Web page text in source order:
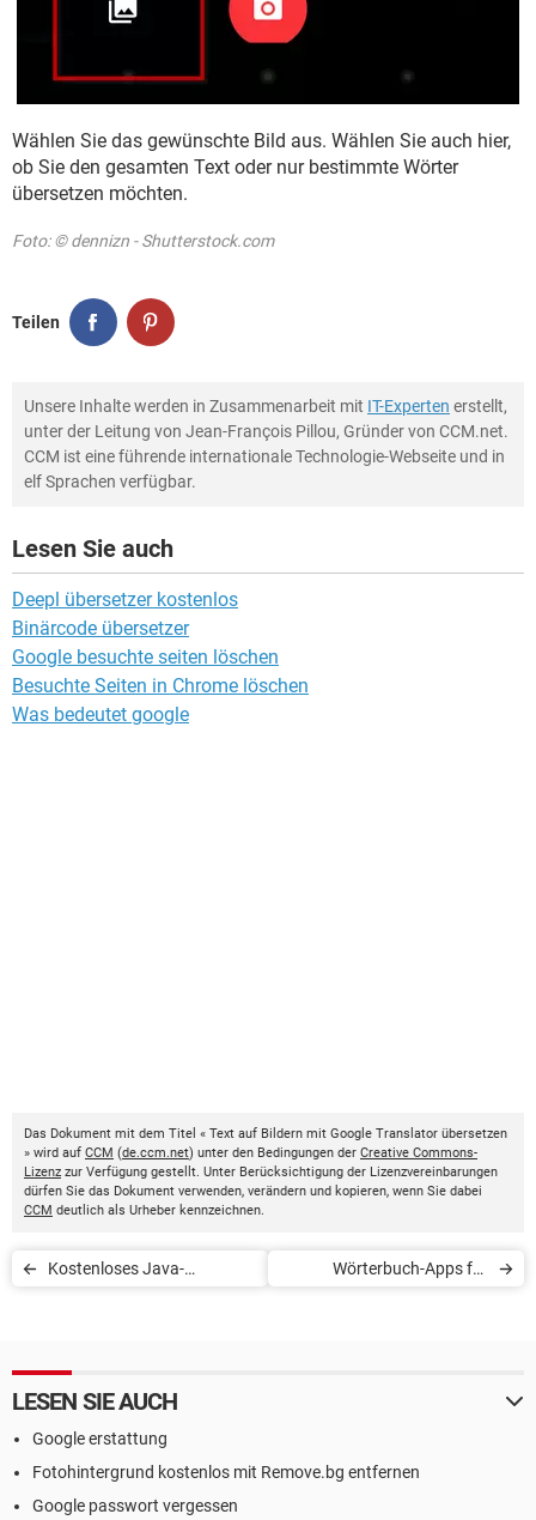
Wählen Sie das gewünschte Bild aus. Wählen Sie auch hier,
ob Sie den gesamten Text oder nur bestimmte Wörter
übersetzen möchten.
Foto: © dennizn - Shutterstock.com
Teilen
Unsere Inhalte werden in Zusammenarbeit mit IT-Experten erstellt,
unter der Leitung von Jean-François Pillou, Gründer von CCM.net.
CCM ist eine führende internationale Technologie-Webseite und in
elf Sprachen verfügbar.
Lesen Sie auch
Deepl übersetzer kostenlos
Binärcode übersetzer
Google besuchte seiten löschen
Besuchte Seiten in Chrome löschen
Was bedeutet google
Das Dokument mit dem Titel « Text auf Bildern mit Google Translator übersetzen
» wird auf CCM (de.ccm.net) unter den Bedingungen der Creative Commons-
Lizenz zur Verfügung gestellt. Unter Berücksichtigung der Lizenzvereinbarungen
dürfen Sie das Dokument verwenden, verändern und kopieren, wenn Sie dabei
CCM deutlich als Urheber kennzeichnen.
Kostenloses Java-
Wörterbuch-Apps für
LESEN SIE AUCH
Google erstattung
Fotohintergrund kostenlos mit Remove.bg entfernen
Google passwort vergessen